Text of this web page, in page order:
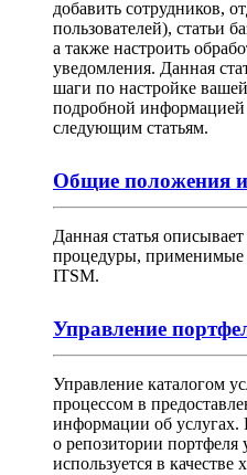
добавить сотрудников,
пользователей), статьи
а также настроить
уведомления. Данная
шаги по настройке
подробной информацией
следующим статьям.
Общие положения
Данная статья
процедуры, применимые
ITSM.
Управление
Управление каталогом
процессом в
информации об услугах.
о репозитории портфеля
используется в качестве